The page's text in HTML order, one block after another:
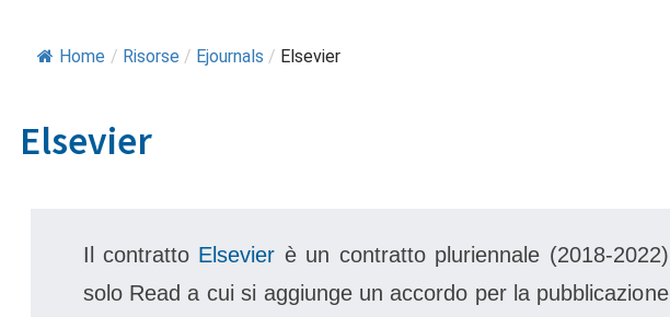
Home / Risorse / Ejournals / Elsevier
Elsevier
Il contratto Elsevier è un contratto pluriennale (2018-2022)
solo Read a cui si aggiunge un accordo per la pubblicazione